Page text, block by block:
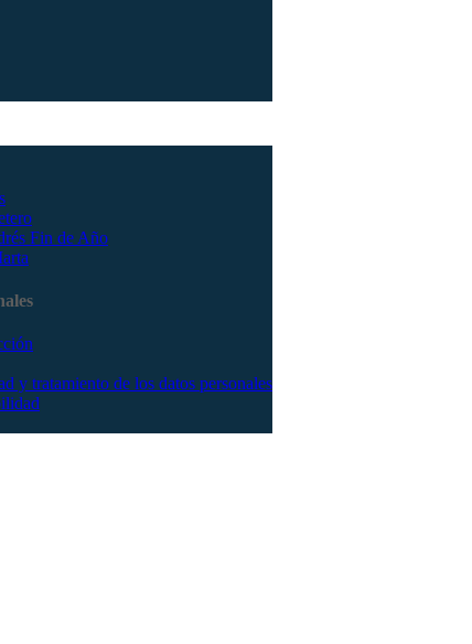
Fin de Año
y tratamiento de los datos personales